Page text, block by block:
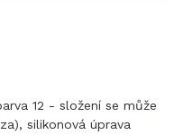
12 - složení se může
silikonová úprava